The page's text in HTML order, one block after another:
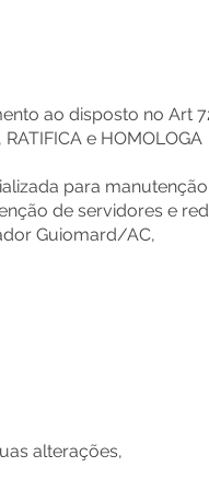
ao disposto no Art
e HOMOLOGA
para
de servidores e
Guiomard/AC,
alterações,